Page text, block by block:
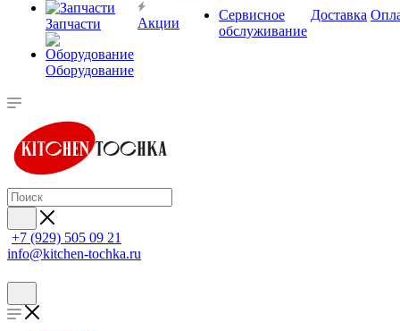
Запчасти
Оборудование
Акции
Сервисное
обслуживание
Доставка
+7 (929) 505 09 21
info@kitchen-tochka.ru